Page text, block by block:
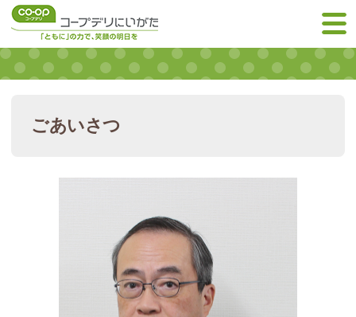
ごあいさつ